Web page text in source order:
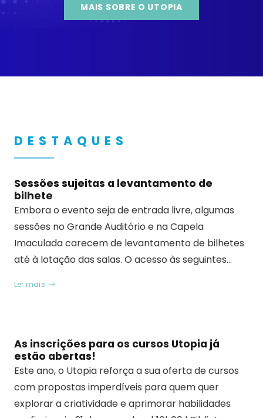
MAIS SOBRE O UTOPIA
DESTAQUES
Sessões sujeitas a levantamento de
bilhete
Embora o evento seja de entrada livre, algumas
sessões no Grande Auditório e na Capela
Imaculada carecem de levantamento de bilhetes
até à lotação das salas. O acesso às seguintes…
Ler mais
As inscrições para os cursos Utopia já
estão abertas!
Este ano, o Utopia reforça a sua oferta de cursos
com propostas imperdíveis para quem quer
explorar a criatividade e aprimorar habilidades